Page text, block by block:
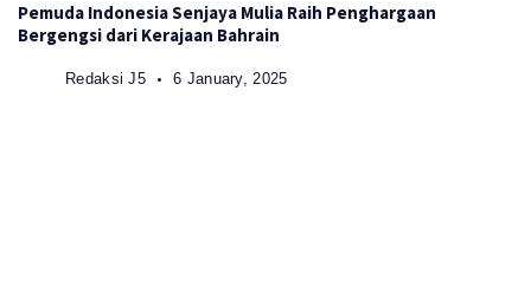
Pemuda Indonesia Senjaya Mulia Raih Penghargaan
Bergengsi dari Kerajaan Bahrain
Redaksi J5 6 January, 2025